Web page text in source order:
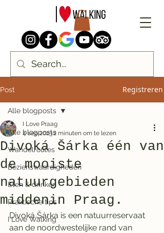
Post Registreren
Alle blogposts
Wandelroutes
Bezienswaardigheden
Eten & drinken
Praktische tips
I Love Walking
Alle blogposts
Divoká Šárka één van
de mooiste
natuurgebieden
middenin Praag.
I Love Praag
4 sep 20232 minuten om te lezen
Divoká Šárka is een natuurreservaat
aan de noordwestelijke rand van